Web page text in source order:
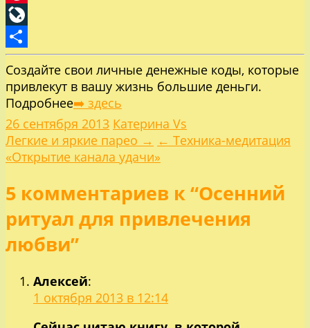
Pinterest
LiveJournal
Отправить
Создайте свои личные денежные коды, которые
привлекут в вашу жизнь большие деньги.
Подробнее➡️ здесь
26 сентября 2013 Катерина Vs
Навигация
по
записям
Легкие и яркие парео → ← Техника-медитация
«Открытие канала удачи»
5 комментариев к “Осенний
ритуал для привлечения
любви”
Алексей:
1 октября 2013 в 12:14